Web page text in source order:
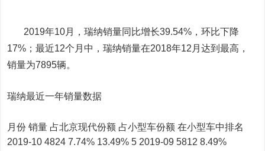
2019年10月，瑞纳销量同比增长39.54%，环比下降
17%；最近12个月中，瑞纳销量在2018年12月达到最高，
销量为7895辆。
瑞纳最近一年销量数据
月份 销量 占北京现代份额 占小型车份额 在小型车中排名
2019-10 4824 7.74% 13.49% 5 2019-09 5812 8.49%